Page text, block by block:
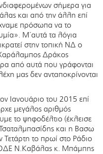
σήμερα για
και από την άλλη επί
πρόσωπα να το
Μ΄αυτά τα λόγια
στην τοπική ΝΔ ο
Δράκος
από αυτά που γράφονται
μας δεν ανταποκρίνονται
Ιανουάριο του 2015 επί
μεγάλος αριθμός
το ψηφοδέλτιο (έκλεισε
και η Βασω
το πρωί στο Ράδιο
Ν.Καβάλας κ. Μπάμπης